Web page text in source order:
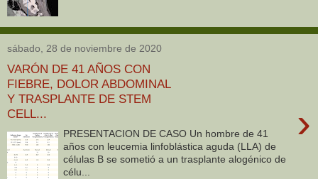
sábado, 28 de noviembre de 2020
VARÓN DE 41 AÑOS CON
FIEBRE, DOLOR ABDOMINAL
Y TRASPLANTE DE STEM
CELL...
›
PRESENTACION DE CASO Un hombre de 41
años con leucemia linfoblástica aguda (LLA) de
células B se sometió a un trasplante alogénico de
célu...